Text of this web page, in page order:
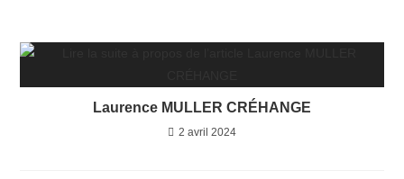
Laurence MULLER CRÉHANGE
2 avril 2024